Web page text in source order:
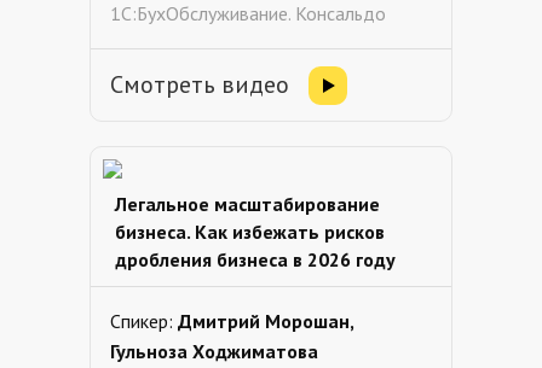
1С:БухОбслуживание. Консальдо
Смотреть видео
Легальное масштабирование
бизнеса. Как избежать рисков
дробления бизнеса в 2026 году
Спикер: Дмитрий Морошан,
Гульноза Ходжиматова